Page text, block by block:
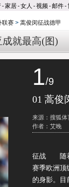
-家居-女人 -视频-邮件-
联赛 > 蒿俊闵征战德甲
就最高(图)
1/9
01 蒿俊
来源：搜狐体
作者：艾晚
征战 随着
赛季欧洲顶
的身影。目